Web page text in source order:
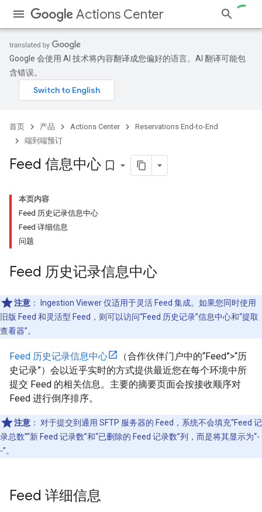
Actions Center
Google 会使用 AI 技术将内容翻译成您偏好的语言。AI 翻译可能包
含错误。
首页 产品 Actions Center
Reservations End-to-End
端到端预订
Feed 信息中心 bookmark_border
本页内容
Feed 历史记录信息中心
Feed 详细信息
问题
Feed 历史记录信息中心
注意 ：
Ingestion Viewer 仅适用于灵活 Feed 集成。如果您同时使用
旧版 Feed 和灵活型 Feed，则可以访问“Feed 历史记录”信息中心和“提取
查看器”。
Feed 历史记录信息中心
（合作伙伴门户中的“Feed”>“历
史记录”）会以近乎实时的方式提供最近您在每个环境中所
提交 Feed 的相关信息。主要的摘要页面会按接收顺序对
Feed 进行倒序排序。
注意 ：
对于提交到通用 SFTP 服务器的 Feed，系统不会填充“Feed 记
录总数”“新 Feed 记录数”和“已删除的 Feed 记录数”列，而是将其显示为“-
-”。
Feed 详细信息